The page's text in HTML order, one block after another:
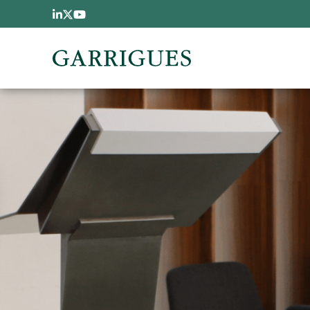
Passar para o conteúdo principal